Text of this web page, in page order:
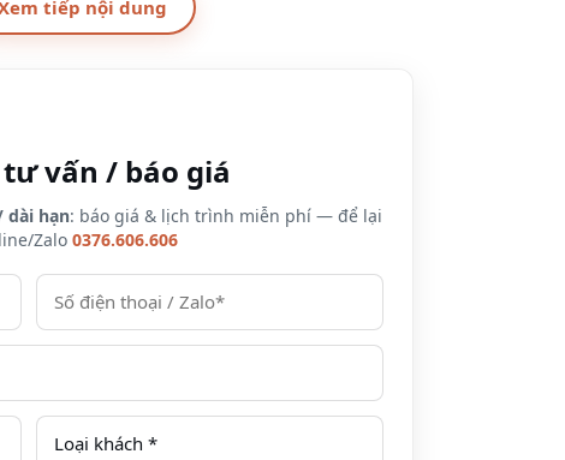
2.800.000++
3.300.000++
3.500.000++
5.300.000++
tiếp nội dung
vấn / báo giá
dài hạn: báo giá & lịch trình miễn phí — để lại
Zalo 0376.606.606